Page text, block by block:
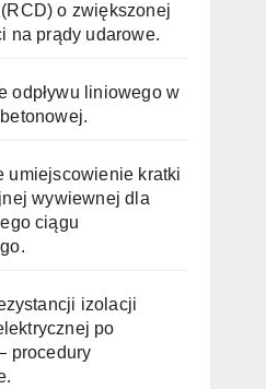
(RCD) o zwiększonej
na prądy udarowe.
odpływu liniowego w
umiejscowienie kratki
wywiewnej dla
ciągu
izolacji
po
procedury